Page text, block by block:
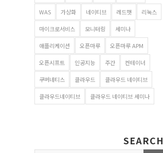
WAS 가상화 네이티브 레드햇 리눅스
마이크로서비스 모니터링 세미나
애플리케이션 오픈마루 오픈마루 APM
오픈시프트 인공지능 주간 컨테이너
쿠버네티스 클라우드 클라우드 네이티브
클라우드네이티브 클라우드 네이티브 세미나
SEARCH